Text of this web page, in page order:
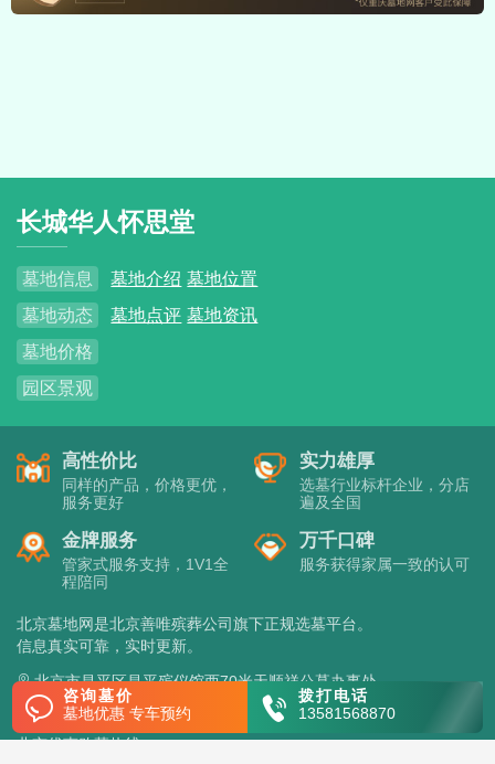
长城华人怀思堂
墓地信息 墓地介绍 墓地位置
墓地动态
墓地点评 墓地资讯
墓地价格
园区景观
高性价比
同样的产品，价格更优，
服务更好
实力雄厚
选墓行业标杆企业，分店
遍及全国
金牌服务
管家式服务支持，1V1全
程陪同
万千口碑
服务获得家属一致的认可
北京墓地网是北京善唯殡葬公司旗下正规选墓平台。
信息真实可靠，实时更新。
北京市昌平区昌平殡仪馆西70米天顺祥公墓办事处
beijingmd.com版权所有
北京优惠购墓热线
咨询墓价
墓地优惠 专车预约
拨打电话
13581568870